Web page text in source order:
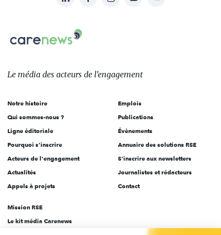
sur:
Carenews,
Le
des
l'engagement
Le média des acteurs de l'engagement
Notre histoire
Qui sommes-nous ?
Ligne éditoriale
Pourquoi s'inscrire
Acteurs de l'engagement
Actualités
Appels à projets
Emplois
Publications
Évènements
Annuaire des solutions RSE
S'inscrire aux newsletters
Journalistes et rédacteurs
Contact
Mission RSE
Le kit média Carenews